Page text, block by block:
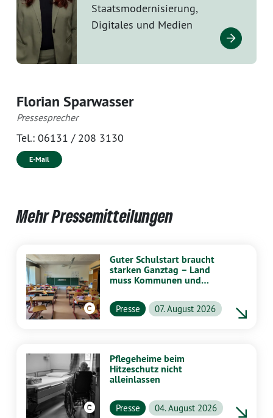
Staatsmodernisierung,
Digitales und Medien
Florian Sparwasser
Pressesprecher
Tel.: 06131 / 208 3130
E-Mail
Mehr Pressemitteilungen
Guter Schulstart braucht
starken Ganztag – Land
muss Kommunen und
unterstützen
Presse 07. August 2026
Pflegeheime beim
Hitzeschutz nicht
alleinlassen
Presse 04. August 2026